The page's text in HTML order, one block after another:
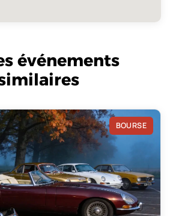
événements
BOURSE